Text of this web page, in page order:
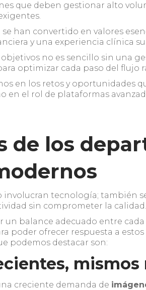
que deben gestionar alto
han convertido en valores
y una experiencia clínica
no es sencillo sin una
optimizar cada paso del flujo
en los retos y oportunidades
en el rol de plataformas
de los
involucran tecnología; también
sin comprometer la calidad.
un balance adecuado entre
poder ofrecer respuesta a
podemos destacar son:
mismos
creciente demanda de